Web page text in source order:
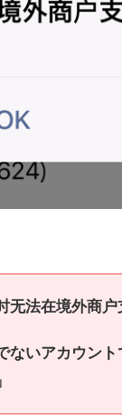
无法在境外商户
ないアカウン